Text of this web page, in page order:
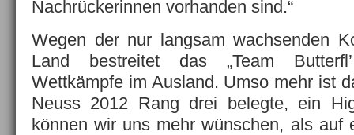
Nachrückerinnen vorhanden sind.“
Wegen der nur langsam wachsenden
Land bestreitet das „Team
Wettkämpfe im Ausland. Umso mehr ist
Neuss 2012 Rang drei belegte, ein
können wir uns mehr wünschen, als auf